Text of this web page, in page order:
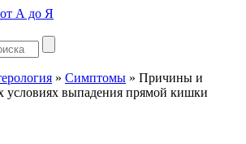
от А до Я
» Симптомы » Причины и
условиях выпадения прямой кишки